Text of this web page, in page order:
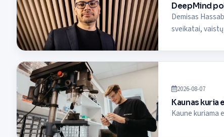
DeepMind
Demisas
sveikatai,
2026-08-07
Kaunas kuria
Kaune kuriama